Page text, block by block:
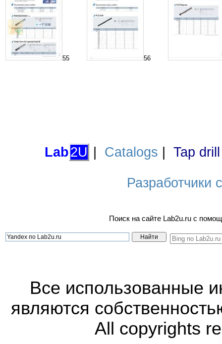
55 56
Lab2U Catalogs Tap
Разработчики
Поиск на сайте Lab2u.ru с
Все использованные
являются
All copyrights